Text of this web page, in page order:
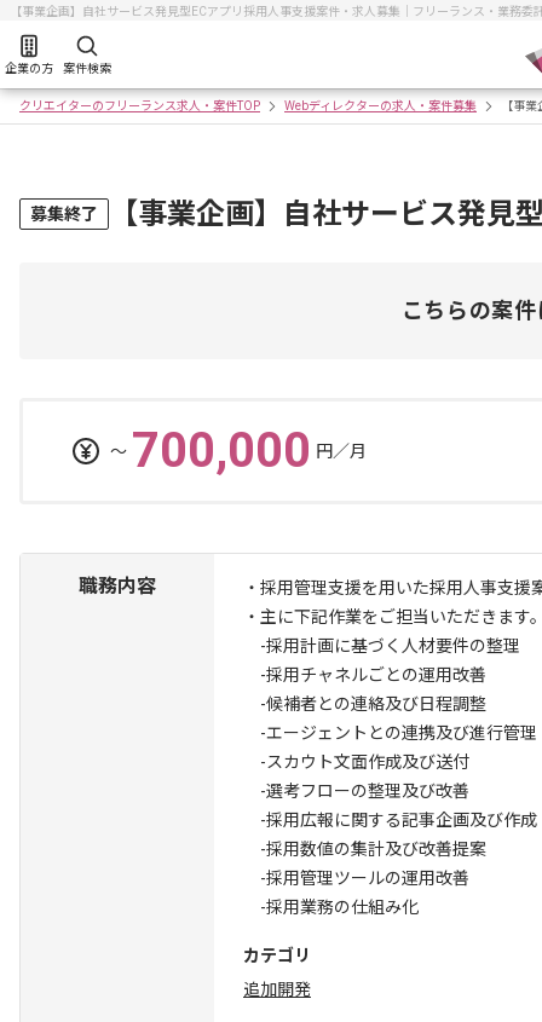
【事業企画】自社サービス発見型ECアプリ採用人事支援案件・求人募集｜フリーランス・業務委
企業の方 案件検索
クリエイターのフリーランス求人・案件TOP Webディレクターの求人・案件募集 【事
募集終了 【事業企画】自社サービス発見
こちらの案
〜 700,000 円／月
職務内容
・採用管理支援を用いた採用人事支援
・主に下記作業をご担当いただきます
-採用計画に基づく人材要件の整理
-採用チャネルごとの運用改善
-候補者との連絡及び日程調整
-エージェントとの連携及び進行管理
-スカウト文面作成及び送付
-選考フローの整理及び改善
-採用広報に関する記事企画及び作成
-採用数値の集計及び改善提案
-採用管理ツールの運用改善
-採用業務の仕組み化
カテゴリ
追加開発